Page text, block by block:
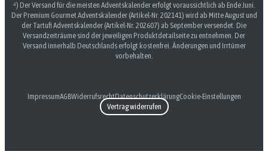
⁴) Der Versand für die meisten Adventskalender erfolgt voraussichtlich ab Ende Juni.
Der Premium Gourmet Adventskalender (Artikel-Nr. 202141) wird ab Mitte August und
der Tartufi Adventskalender (Artikel-Nr. 202607) ab September versendet. Die
Versandzeiträume sind der jeweiligen Produktdetailseite zu entnehmen. Der
Versand innerhalb Deutschlands erfolgt kostenfrei. Änderungen und Irrtümer
vorbehalten.
ImpressumAGBWiderrufsrechtDatenschutzerklärungCookie-Einstellungen
Vertrag widerrufen